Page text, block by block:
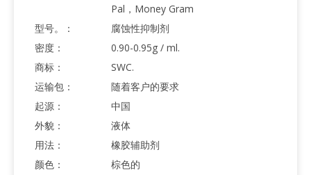
Pal，Money Gram
型号。：
腐蚀性抑制剂
密度：
0.90-0.95g / ml.
商标：
SWC.
运输包：
随着客户的要求
起源：
中国
外貌：
液体
用法：
橡胶辅助剂
颜色：
棕色的